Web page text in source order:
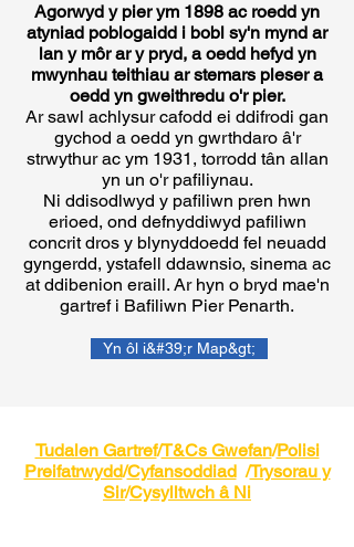
Agorwyd y pier ym 1898 ac roedd yn
atyniad poblogaidd i bobl sy'n mynd ar
lan y môr ar y pryd, a oedd hefyd yn
mwynhau teithiau ar stemars pleser a
oedd yn gweithredu o'r pier.
Ar sawl achlysur cafodd ei ddifrodi gan
gychod a oedd yn gwrthdaro â'r
strwythur ac ym 1931, torrodd tân allan
yn un o'r pafiliynau.
Ni ddisodlwyd y pafiliwn pren hwn
erioed, ond defnyddiwyd pafiliwn
concrit dros y blynyddoedd fel neuadd
gyngerdd, ystafell ddawnsio, sinema ac
at ddibenion eraill. Ar hyn o bryd mae'n
gartref i Bafiliwn Pier Penarth.
Yn ôl i&#39;r Map&gt;
Tudalen Gartref/T&Cs Gwefan/Polisi
Preifatrwydd/Cyfansoddiad/Trysorau y
Sir/Cysylltwch â Ni